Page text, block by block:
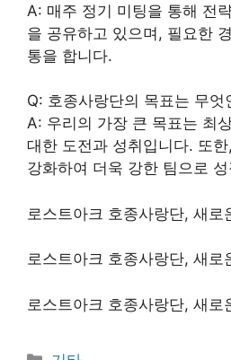
A: 매주 정기 미팅을 통해 전
을 공유하고 있으며, 필요한
통을 합니다.
Q: 호종사랑단의 목표는 무엇
A: 우리의 가장 큰 목표는 최
대한 도전과 성취입니다. 또
강화하여 더욱 강한 팀으로
로스트아크 호종사랑단, 새로
로스트아크 호종사랑단, 새로
로스트아크 호종사랑단, 새로
Categories